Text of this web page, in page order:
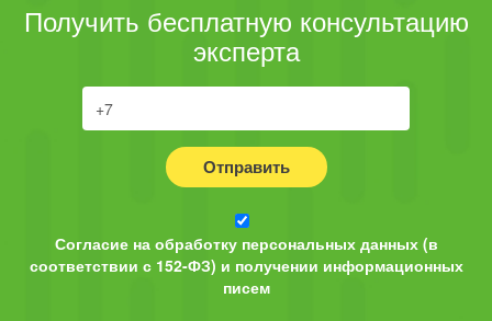
Получить бесплатную консультацию
эксперта
Отправить
Согласие на обработку персональных данных (в
соответствии с 152-ФЗ) и получении информационных
писем